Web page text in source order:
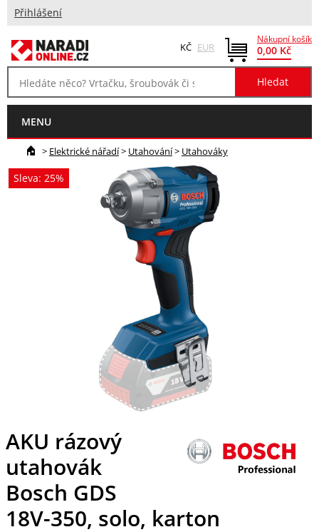
Přihlášení
Nákupní košík
0,00 Kč
KČ EUR
MENU
> Elektrické nářadí> Utahování> Utahováky
Sleva: 25%
AKU rázový
utahovák
Bosch GDS
18V-350, solo, karton